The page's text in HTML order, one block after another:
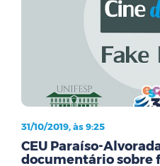
31/10/2019, às 9:25
CEU Paraíso-
documentário sobre